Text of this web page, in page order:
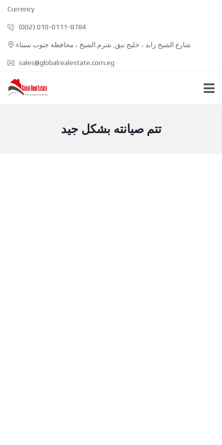
Currency
(002) 010-0111-8784
شارع الشيخ زايد ، خليج نبق, شرم الشيخ ، محافظة جنوب سيناء
sales@globalrealestate.com.eg
تتم صيانته بشكل جيد